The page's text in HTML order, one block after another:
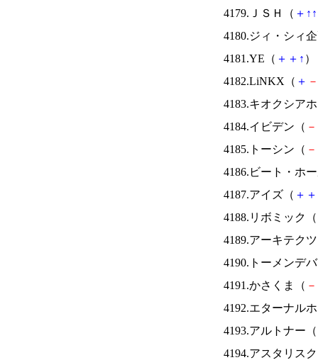
4179.ＪＳＨ（ ＋ ↑ ↑
4180.ジィ・シィ
4181.YE（ ＋ ＋ ↑ ）
4182.LiNKX（ ＋ －
4183.キオクシア
4184.イビデン（ －
4185.トーシン（ －
4186.ビート・ホ
4187.アイズ（ ＋ ＋
4188.リボミック（
4189.アーキテク
4190.トーメンデ
4191.かさくま（ －
4192.エターナル
4193.アルトナー（
4194.アスタリス